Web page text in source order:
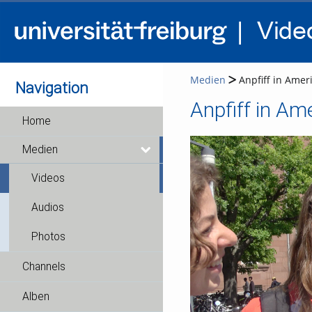
Navigation
Home
Medien
Videos
Audios
Photos
Channels
Alben
Medien Anpfiff in
Anpfiff in